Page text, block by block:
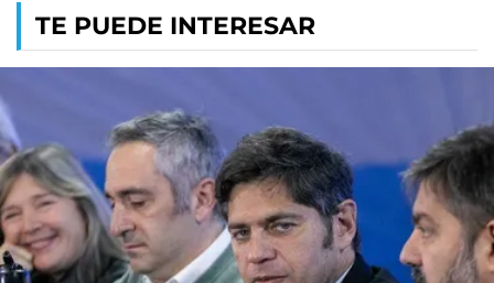
TE PUEDE INTERESAR